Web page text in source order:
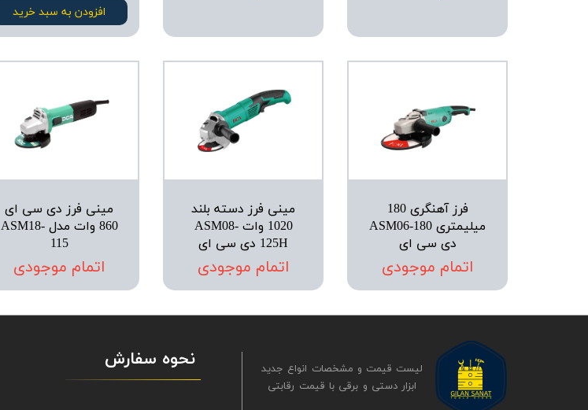
افزودن به سبد خرید
فرز آهنگری 180
میلیمتری ASM06-180
دی سی ای
اتمام موجودی
مینی فرز دسته بلند
1020 وات ASM08-
125H دی سی ای
اتمام موجودی
مینی فرز دی سی ای
860 وات مدل ASM18-
115
اتمام موجودی
لیست قیمت و مشخصات انواع جدید
ابزار دستی و برقی ​​​​​​​با قیمت رقابتی
نحوه سفارش